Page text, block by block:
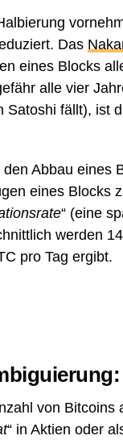
Das
eines Blocks
alle vier
fällt), ist
Abbau eines
eines Blocks
“ (eine
werden
pro Tag ergibt.
von
“ in Aktien oder